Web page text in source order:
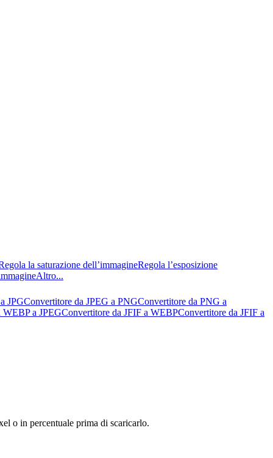
la saturazione dell’immagineRegola l’esposizione
Altro...
JPGConvertitore da JPEG a PNGConvertitore da PNG a
a JPEGConvertitore da JFIF a WEBPConvertitore da JFIF a
o in percentuale prima di scaricarlo.